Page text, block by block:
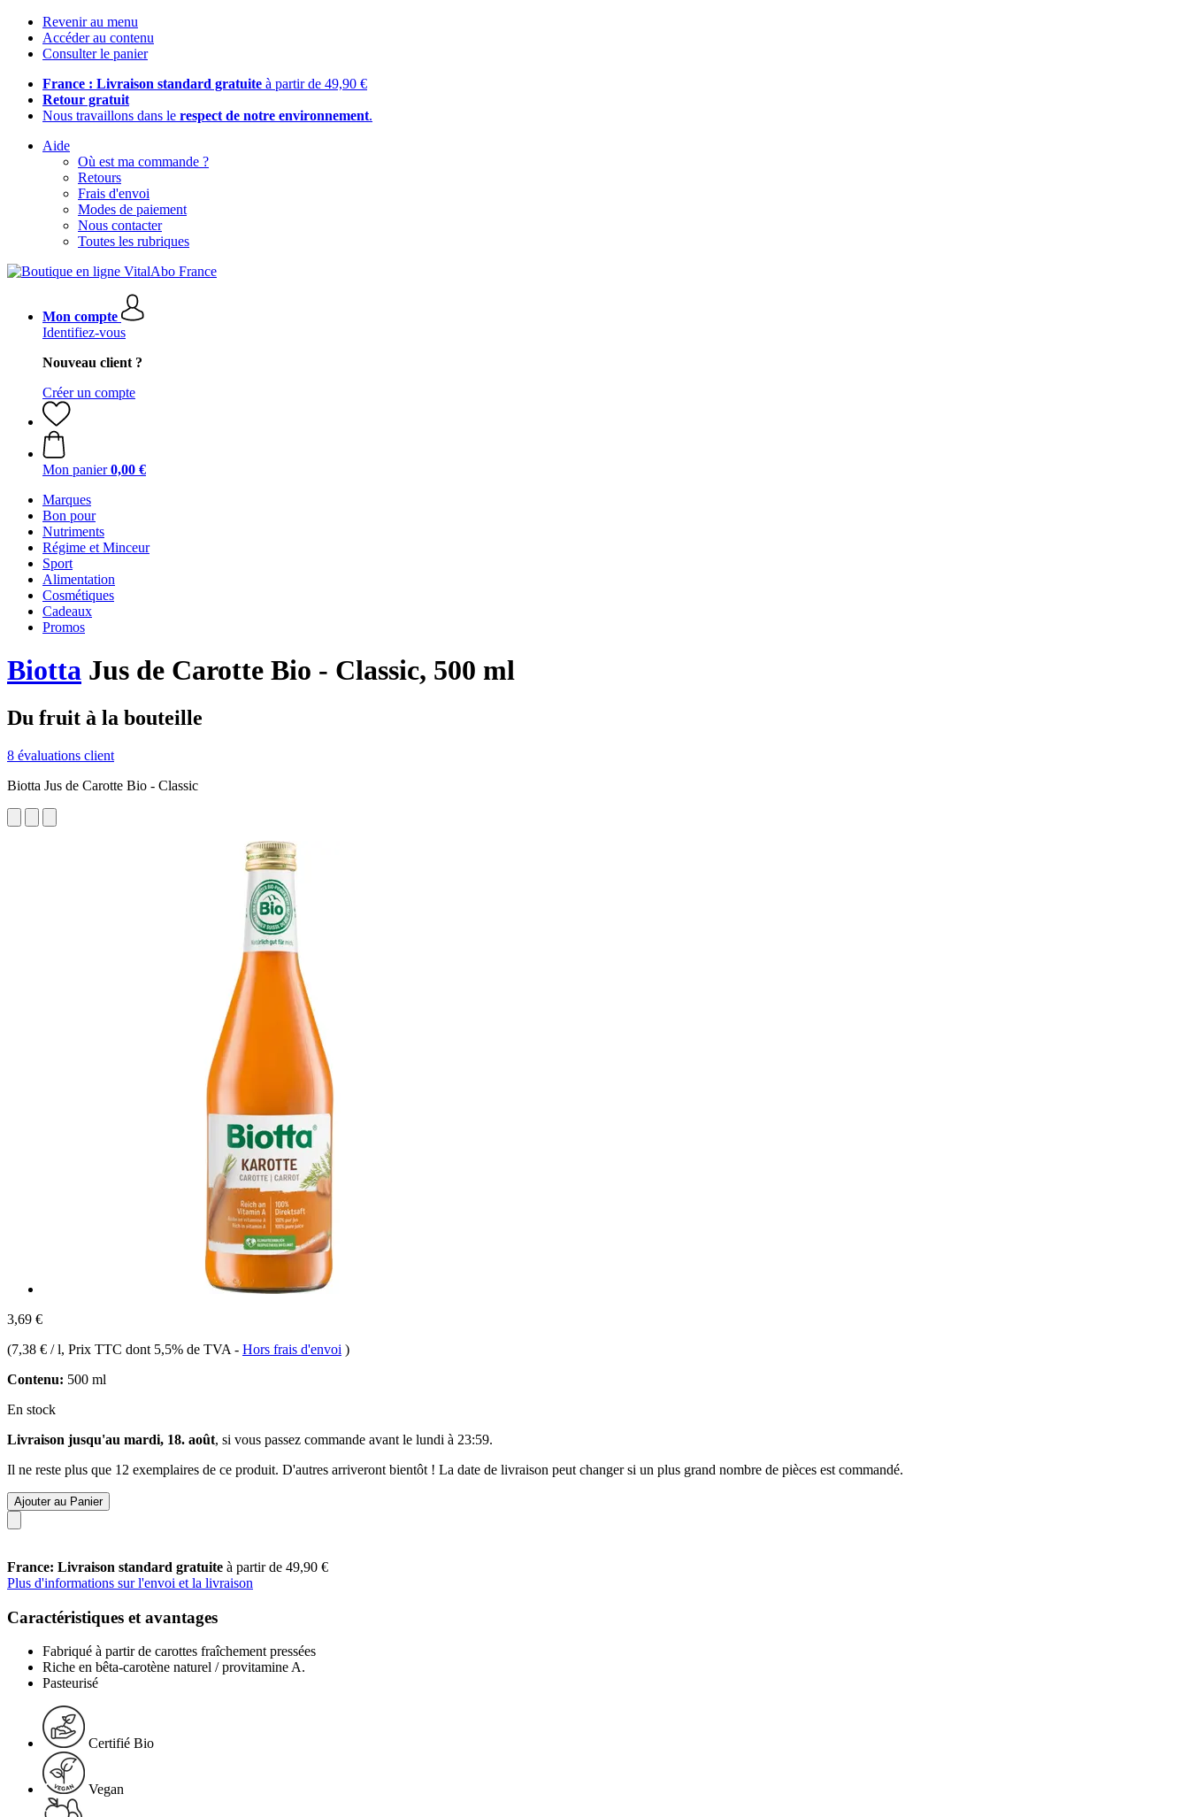
Revenir au menu
Accéder au contenu
Consulter le panier
France : Livraison standard gratuite à partir de 49,90 €
Retour gratuit
Nous travaillons dans le respect de notre environnement.
Aide
Où est ma commande ?
Retours
Frais d'envoi
Modes de paiement
Nous contacter
Toutes les rubriques
Mon compte
Identifiez-vous
Nouveau client ?
Créer un compte
Mon panier 0,00 €
Marques
Bon pour
Nutriments
Régime et Minceur
Sport
Alimentation
Cosmétiques
Cadeaux
Promos
Biotta Jus de Carotte Bio - Classic, 500 ml
Du fruit à la bouteille
8 évaluations client
Biotta Jus de Carotte Bio - Classic
3,69 €
(7,38 € / l, Prix TTC dont 5,5% de TVA - Hors frais d'envoi )
Contenu: 500 ml
En stock
Livraison jusqu'au mardi, 18. août, si vous passez commande avant le lundi à 23:59.
Il ne reste plus que 12 exemplaires de ce produit. D'autres arriveront bientôt ! La date de livraison peut changer si un plus grand nombre de pièces est commandé.
Ajouter au Panier
France: Livraison standard gratuite à partir de 49,90 €
Plus d'informations sur l'envoi et la livraison
Caractéristiques et avantages
Fabriqué à partir de carottes fraîchement pressées
Riche en bêta-carotène naturel / provitamine A.
Pasteurisé
Certifié Bio
Vegan